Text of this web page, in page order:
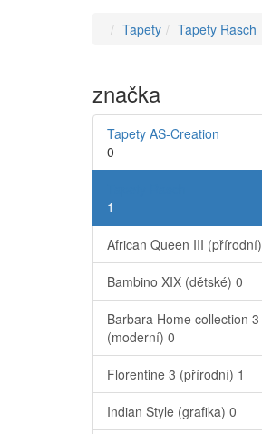
Tapety Tapety Rasch
značka
Tapety AS-Creation
0
1
African Queen III (přírodní)
Bambino XIX (dětské) 0
Barbara Home collection 3
(moderní) 0
Florentine 3 (přírodní) 1
Indian Style (grafika) 0